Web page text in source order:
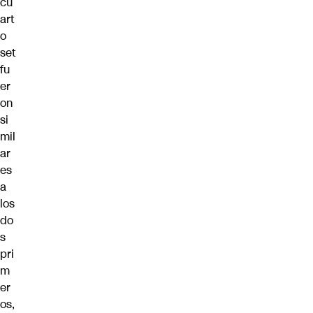
art
o
set
fu
er
on
si
mil
ar
es
a
los
do
s
pri
m
er
os,